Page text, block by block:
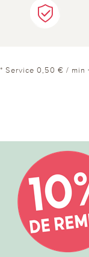
* Service 0,50 € / min